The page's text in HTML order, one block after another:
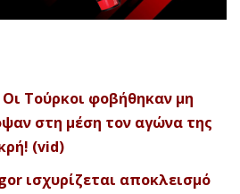
Τούρκοι φοβήθηκαν μη
στη μέση τον αγώνα της
(vid)
ισχυρίζεται αποκλεισμό